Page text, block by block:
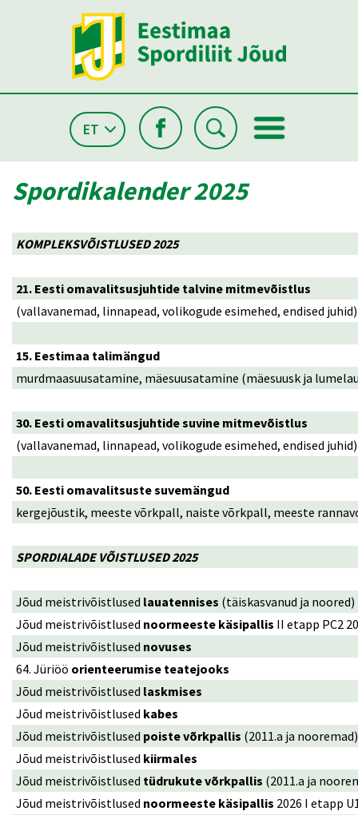
ET
Spordikalender 2025
KOMPLEKSVÕISTLUSED 2025
21. Eesti omavalitsusjuhtide talvine mitmevõistlus
(vallavanemad, linnapead, volikogude esimehed, endised juhid)
15. Eestimaa talimängud
murdmaasuusatamine, mäesuusatamine (mäesuusk ja
30. Eesti omavalitsusjuhtide suvine mitmevõistlus
(vallavanemad, linnapead, volikogude esimehed, endised juhid)
50. Eesti omavalitsuste suvemängud
kergejõustik, meeste võrkpall, naiste võrkpall, meeste
SPORDIALADE VÕISTLUSED 2025
Jõud meistrivõistlused lauatennises (täiskasvanud ja noored)
Jõud meistrivõistlused noormeeste käsipallis II etapp PC2
Jõud meistrivõistlused novuses
64. Jüriöö orienteerumise teatejooks
Jõud meistrivõistlused laskmises
Jõud meistrivõistlused kabes
Jõud meistrivõistlused poiste võrkpallis (2011.a ja nooremad)
Jõud meistrivõistlused kiirmales
Jõud meistrivõistlused tüdrukute võrkpallis (2011.a ja
Jõud meistrivõistlused noormeeste käsipallis 2026 I etapp